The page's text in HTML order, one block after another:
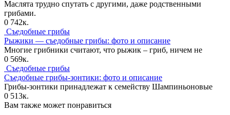
Маслята трудно спутать с другими, даже родственными
грибами.
0 742к.
Съедобные грибы
Рыжики — съедобные грибы: фото и описание
Многие грибники считают, что рыжик – гриб, ничем не
0 569к.
Съедобные грибы
Съедобные грибы-зонтики: фото и описание
Грибы-зонтики принадлежат к семейству Шампиньоновые
0 513к.
Вам также может понравиться